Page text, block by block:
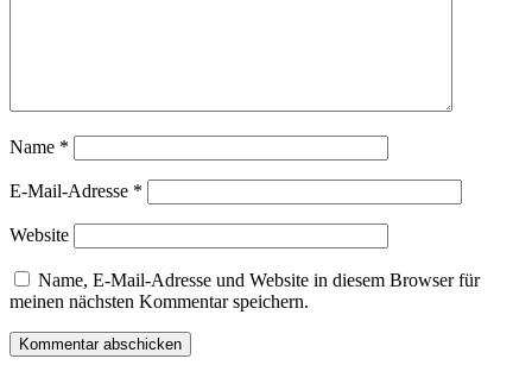
Name *
E-Mail-Adresse *
Website
Name, E-Mail-Adresse und Website in diesem Browser für
meinen nächsten Kommentar speichern.